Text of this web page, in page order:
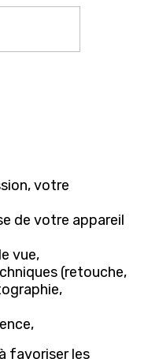
votre
de votre appareil
vue,
(retouche,
favoriser les